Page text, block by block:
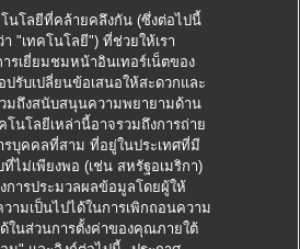
นโลยีที่คล้ายคลึงกัน (ซึ่งต่อไปนี้
"เทคโนโลยี") ที่ช่วยให้เรา
รเยี่ยมชมหน้าอินเทอร์เน็ตของ
ปรับเปลี่ยนข้อเสนอให้สะดวกและ
มถึงสนับสนุนความพยายามด้าน
โนโลยีเหล่านี้อาจรวมถึงการถ่าย
รบุคคลที่สาม ที่อยู่ในประเทศที่มี
ไม่เพียงพอ (เช่น สหรัฐอเมริกา)
การประมวลผลข้อมูลโดยผู้ให้
ามเป็นไปได้ในการเพิกถอนความ
ในส่วนการตั้งค่าของคุณภายใต้